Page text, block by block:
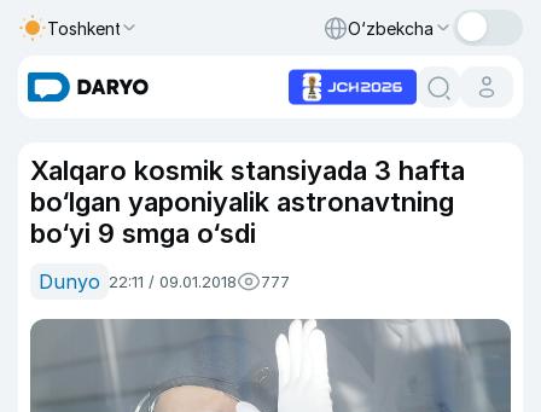
Toshkent O‘zbekcha
Xalqaro kosmik stansiyada 3 hafta
bo‘lgan yaponiyalik astronavtning
bo‘yi 9 smga o‘sdi
Dunyo 22:11 / 09.01.2018 777